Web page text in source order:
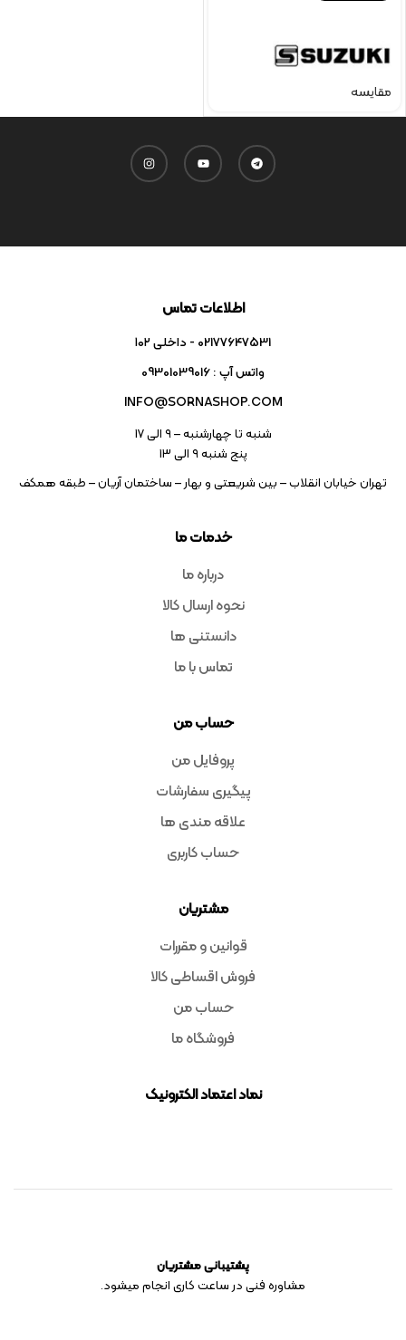
مقایسه
خدمات ما
درباره ما
نحوه ارسال کالا
دانستنی ها
تماس با ما
حساب من
پروفایل من
پیگیری سفارشات
علاقه مندی ها
حساب کاربری
مشتریان
قوانین و مقررات
فروش اقساطی کالا
حساب من
فروشگاه ما
نماد اعتماد الکترونیک
اطلاعات تماس
02177647531 - داخلی ۱۰۲
واتس آپ : 09301039016
INFO@SORNASHOP.COM
شنبه تا چهارشنبه – ۹ الی 17
پنج شنبه ۹ الی 13
تهران خیابان انقلاب – بین شریعتی و بهار – ساختمان آریان – طبقه همکف
پشتیبانی مشتریان
مشاوره فنی در ساعت کاری انجام میشود.